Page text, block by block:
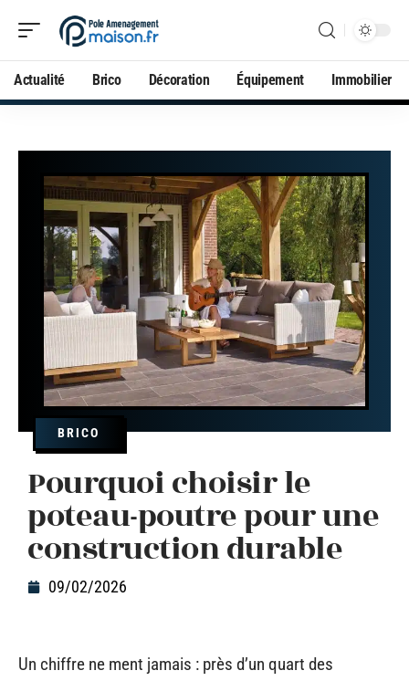
Actualité Brico Décoration Équipement Immobilier
BRICO
Pourquoi choisir le
poteau-poutre pour une
construction durable
09/02/2026
Un chiffre ne ment jamais : près d’un quart des